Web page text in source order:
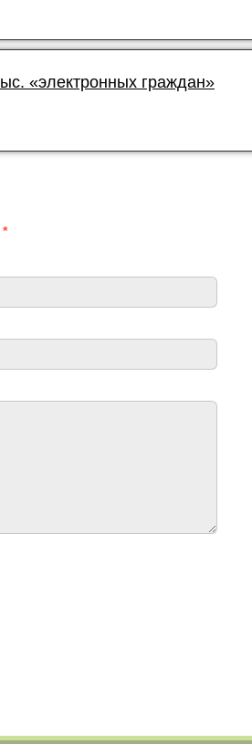
«электронных граждан»
*